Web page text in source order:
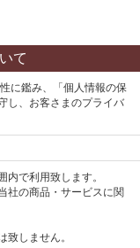
て
に鑑み、「個人情報の保
し、お客さまのプライバ
で利用致します。
社の商品・サービスに関
しません。